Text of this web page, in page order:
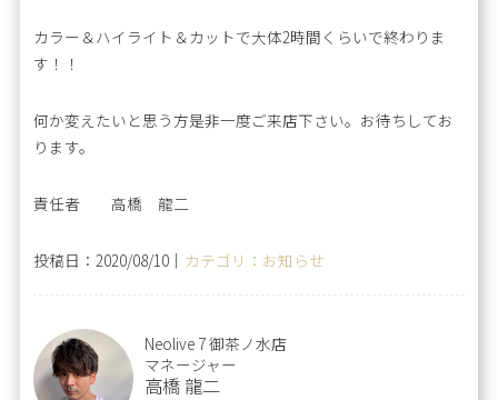
カラー＆ハイライト＆カットで大体2時間くらいで終わりま
す！！
何か変えたいと思う方是非一度ご来店下さい。お待ちしてお
ります。
責任者 高橋 龍二
投稿日：2020/08/10｜ カテゴリ：お知らせ
Neolive 7 御茶ノ水店
マネージャー
高橋 龍二